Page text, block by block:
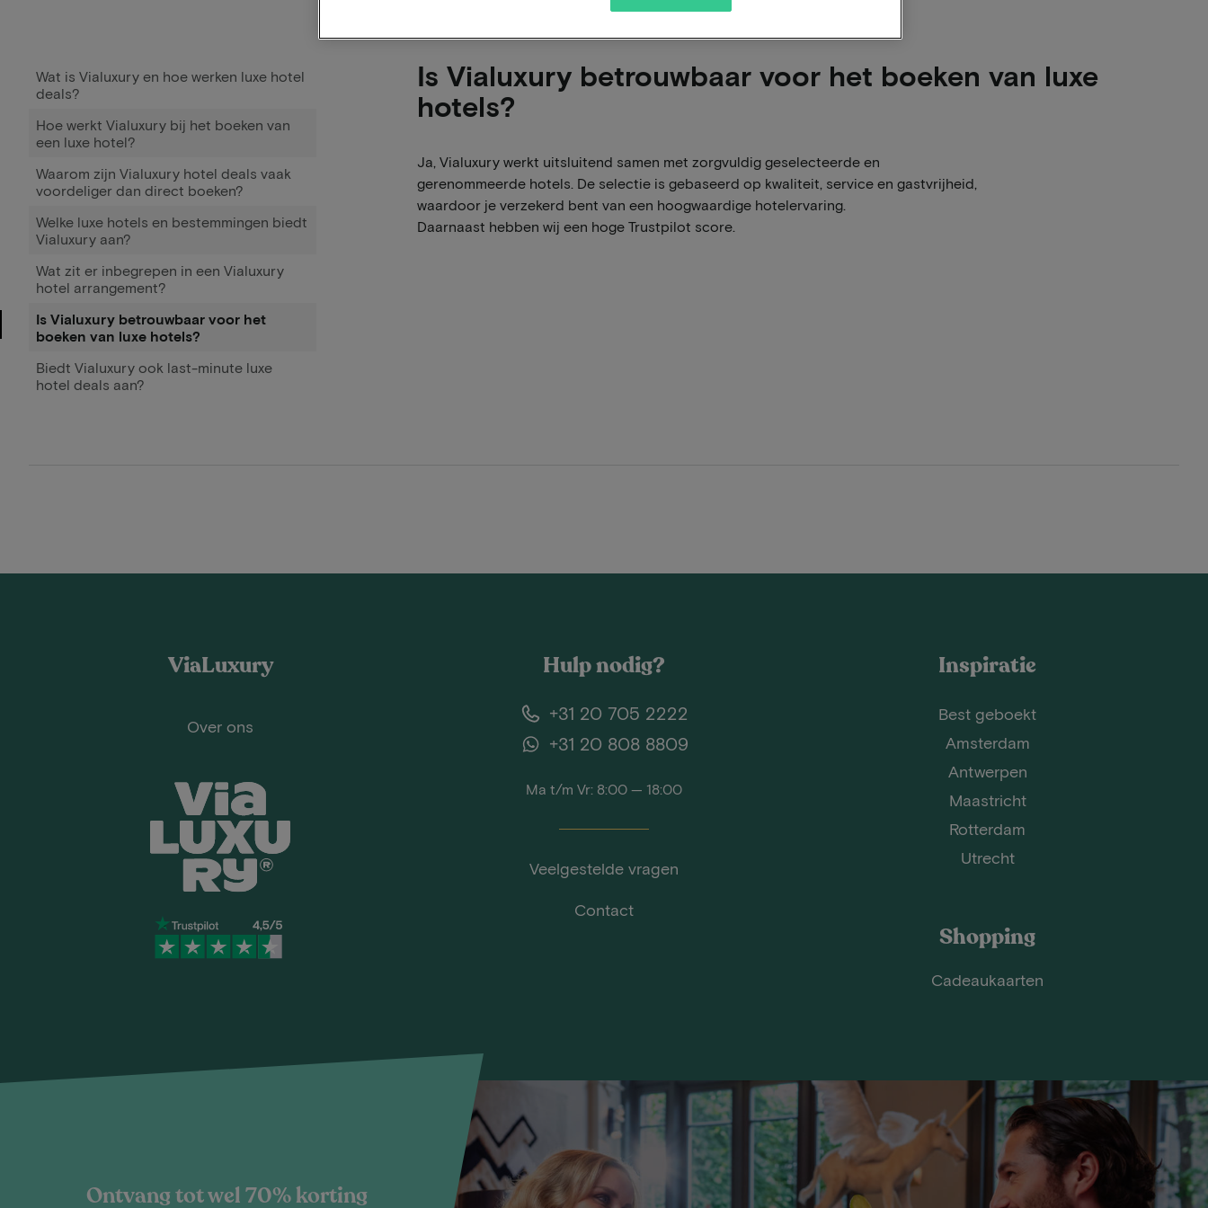
Wat is Vialuxury en hoe werken luxe hotel
deals?
Hoe werkt Vialuxury bij het boeken van
een luxe hotel?
Waarom zijn Vialuxury hotel deals vaak
voordeliger dan direct boeken?
Welke luxe hotels en bestemmingen biedt
Vialuxury aan?
Wat zit er inbegrepen in een Vialuxury
hotel arrangement?
Is Vialuxury betrouwbaar voor het
boeken van luxe hotels?
Biedt Vialuxury ook last-minute luxe
hotel deals aan?
Is Vialuxury betrouwbaar voor het boeken van luxe
hotels?
Ja, Vialuxury werkt uitsluitend samen met zorgvuldig geselecteerde en
gerenommeerde hotels. De selectie is gebaseerd op kwaliteit, service en gastvrijheid,
waardoor je verzekerd bent van een hoogwaardige hotelervaring.
Daarnaast hebben wij een hoge Trustpilot score.
ViaLuxury
Over ons
Hulp nodig?
+31 20 705 2222
+31 20 808 8809
Ma t/m Vr: 8:00 — 18:00
Veelgestelde vragen
Contact
Inspiratie
Best geboekt
Amsterdam
Antwerpen
Maastricht
Rotterdam
Utrecht
Shopping
Cadeaukaarten
Ontvang tot wel 70% korting